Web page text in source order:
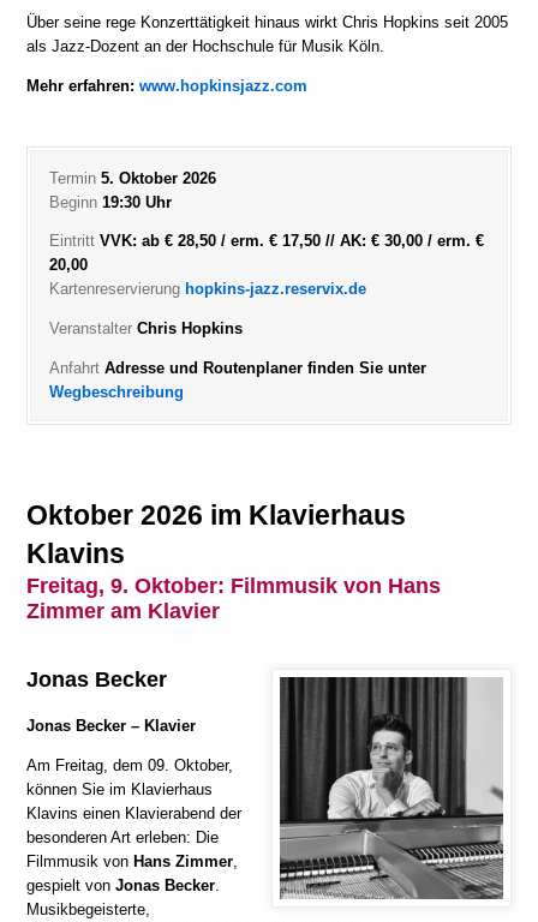
Über seine rege Konzerttätigkeit hinaus wirkt Chris Hopkins seit 2005
als Jazz-Dozent an der Hochschule für Musik Köln.
Mehr erfahren:www.hopkinsjazz.com
Termin5. Oktober 2026
Beginn19:30 Uhr
EintrittVVK: ab € 28,50 / erm. € 17,50 // AK: € 30,00 / erm. €
20,00
Kartenreservierung hopkins-jazz.reservix.de
VeranstalterChris Hopkins
AnfahrtAdresse und Routenplaner finden Sie unter
Wegbeschreibung
Oktober 2026 im Klavierhaus
Klavins
Freitag, 9. Oktober: Filmmusik von Hans
Zimmer am Klavier
Jonas Becker
Jonas Becker – Klavier
Am Freitag, dem 09. Oktober,
können Sie im Klavierhaus
Klavins einen Klavierabend der
besonderen Art erleben: Die
Filmmusik vonHans Zimmer
gespielt vonJonas Becker
Musikbegeisterte,